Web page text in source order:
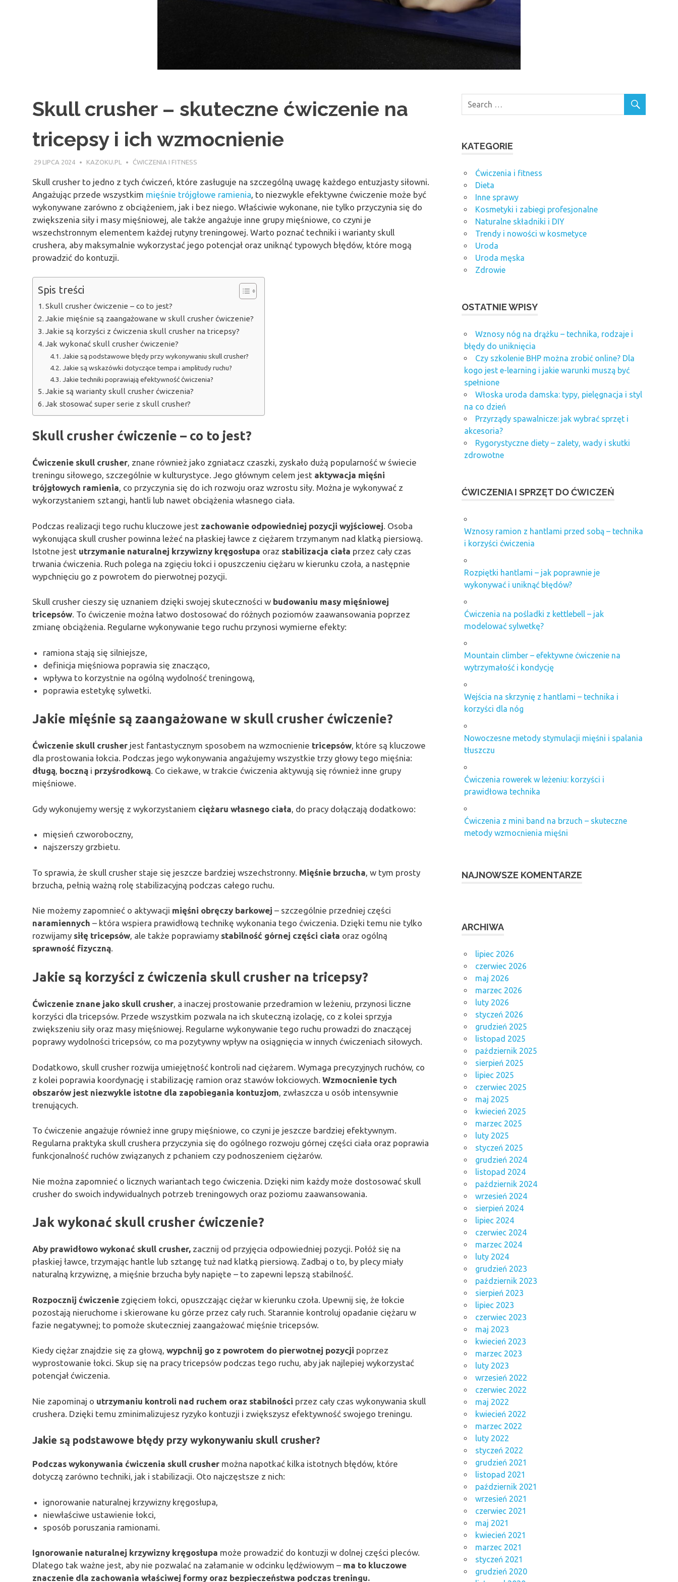
Skull crusher – skuteczne ćwiczenie na
tricepsy i ich wzmocnienie
29 LIPCA 2024 KAZOKU.PL ĆWICZENIA I FITNESS
Skull crusher to jedno z tych ćwiczeń, które zasługuje na szczególną uwagę każdego entuzjasty siłowni.
Angażując przede wszystkim mięśnie trójgłowe ramienia, to niezwykle efektywne ćwiczenie może być
wykonywane zarówno z obciążeniem, jak i bez niego. Właściwie wykonane, nie tylko przyczynia się do
zwiększenia siły i masy mięśniowej, ale także angażuje inne grupy mięśniowe, co czyni je
wszechstronnym elementem każdej rutyny treningowej. Warto poznać techniki i warianty skull
crushera, aby maksymalnie wykorzystać jego potencjał oraz uniknąć typowych błędów, które mogą
prowadzić do kontuzji.
Spis treści
Skull crusher ćwiczenie – co to jest?
Jakie mięśnie są zaangażowane w skull crusher ćwiczenie?
Jakie są korzyści z ćwiczenia skull crusher na tricepsy?
Jak wykonać skull crusher ćwiczenie?
Jakie są podstawowe błędy przy wykonywaniu skull crusher?
Jakie są wskazówki dotyczące tempa i amplitudy ruchu?
Jakie techniki poprawiają efektywność ćwiczenia?
Jakie są warianty skull crusher ćwiczenia?
Jak stosować super serie z skull crusher?
Skull crusher ćwiczenie – co to jest?
Ćwiczenie skull crusher, znane również jako zgniatacz czaszki, zyskało dużą popularność w świecie
treningu siłowego, szczególnie w kulturystyce. Jego głównym celem jest aktywacja mięśni
trójgłowych ramienia, co przyczynia się do ich rozwoju oraz wzrostu siły. Można je wykonywać z
wykorzystaniem sztangi, hantli lub nawet obciążenia własnego ciała.
Podczas realizacji tego ruchu kluczowe jest zachowanie odpowiedniej pozycji wyjściowej . Osoba
wykonująca skull crusher powinna leżeć na płaskiej ławce z ciężarem trzymanym nad klatką piersiową.
Istotne jest utrzymanie naturalnej krzywizny kręgosłupa oraz stabilizacja ciała przez cały czas
trwania ćwiczenia. Ruch polega na zgięciu łokci i opuszczeniu ciężaru w kierunku czoła, a następnie
wypchnięciu go z powrotem do pierwotnej pozycji.
Skull crusher cieszy się uznaniem dzięki swojej skuteczności w budowaniu masy mięśniowej
tricepsów. To ćwiczenie można łatwo dostosować do różnych poziomów zaawansowania poprzez
zmianę obciążenia. Regularne wykonywanie tego ruchu przynosi wymierne efekty:
ramiona stają się silniejsze,
definicja mięśniowa poprawia się znacząco,
wpływa to korzystnie na ogólną wydolność treningową,
poprawia estetykę sylwetki.
Jakie mięśnie są zaangażowane w skull crusher ćwiczenie?
Ćwiczenie skull crusher jest fantastycznym sposobem na wzmocnienie tricepsów, które są kluczowe
dla prostowania łokcia. Podczas jego wykonywania angażujemy wszystkie trzy głowy tego mięśnia:
długą, boczną i przyśrodkową. Co ciekawe, w trakcie ćwiczenia aktywują się również inne grupy
mięśniowe.
Gdy wykonujemy wersję z wykorzystaniem ciężaru własnego ciała, do pracy dołączają dodatkowo:
mięsień czworoboczny,
najszerszy grzbietu.
To sprawia, że skull crusher staje się jeszcze bardziej wszechstronny. Mięśnie brzucha, w tym prosty
brzucha, pełnią ważną rolę stabilizacyjną podczas całego ruchu.
Nie możemy zapomnieć o aktywacji mięśni obręczy barkowej – szczególnie przedniej części
naramiennych – która wspiera prawidłową technikę wykonania tego ćwiczenia. Dzięki temu nie tylko
rozwijamy siłę tricepsów, ale także poprawiamy stabilność górnej części ciała oraz ogólną
sprawność fizyczną.
Jakie są korzyści z ćwiczenia skull crusher na tricepsy?
Ćwiczenie znane jako skull crusher, a inaczej prostowanie przedramion w leżeniu, przynosi liczne
korzyści dla tricepsów. Przede wszystkim pozwala na ich skuteczną izolację, co z kolei sprzyja
zwiększeniu siły oraz masy mięśniowej. Regularne wykonywanie tego ruchu prowadzi do znaczącej
poprawy wydolności tricepsów, co ma pozytywny wpływ na osiągnięcia w innych ćwiczeniach siłowych.
Dodatkowo, skull crusher rozwija umiejętność kontroli nad ciężarem. Wymaga precyzyjnych ruchów, co
z kolei poprawia koordynację i stabilizację ramion oraz stawów łokciowych. Wzmocnienie tych
obszarów jest niezwykle istotne dla zapobiegania kontuzjom , zwłaszcza u osób intensywnie
trenujących.
To ćwiczenie angażuje również inne grupy mięśniowe, co czyni je jeszcze bardziej efektywnym.
Regularna praktyka skull crushera przyczynia się do ogólnego rozwoju górnej części ciała oraz poprawia
funkcjonalność ruchów związanych z pchaniem czy podnoszeniem ciężarów.
Nie można zapomnieć o licznych wariantach tego ćwiczenia. Dzięki nim każdy może dostosować skull
crusher do swoich indywidualnych potrzeb treningowych oraz poziomu zaawansowania.
Jak wykonać skull crusher ćwiczenie?
Aby prawidłowo wykonać skull crusher, zacznij od przyjęcia odpowiedniej pozycji. Połóż się na
płaskiej ławce, trzymając hantle lub sztangę tuż nad klatką piersiową. Zadbaj o to, by plecy miały
naturalną krzywiznę, a mięśnie brzucha były napięte – to zapewni lepszą stabilność.
Rozpocznij ćwiczenie zgięciem łokci, opuszczając ciężar w kierunku czoła. Upewnij się, że łokcie
pozostają nieruchome i skierowane ku górze przez cały ruch. Starannie kontroluj opadanie ciężaru w
fazie negatywnej; to pomoże skuteczniej zaangażować mięśnie tricepsów.
Kiedy ciężar znajdzie się za głową, wypchnij go z powrotem do pierwotnej pozycji poprzez
wyprostowanie łokci. Skup się na pracy tricepsów podczas tego ruchu, aby jak najlepiej wykorzystać
potencjał ćwiczenia.
Nie zapominaj o utrzymaniu kontroli nad ruchem oraz stabilności przez cały czas wykonywania skull
crushera. Dzięki temu zminimalizujesz ryzyko kontuzji i zwiększysz efektywność swojego treningu.
Jakie są podstawowe błędy przy wykonywaniu skull crusher?
Podczas wykonywania ćwiczenia skull crusher można napotkać kilka istotnych błędów, które
dotyczą zarówno techniki, jak i stabilizacji. Oto najczęstsze z nich:
ignorowanie naturalnej krzywizny kręgosłupa,
niewłaściwe ustawienie łokci,
sposób poruszania ramionami.
Ignorowanie naturalnej krzywizny kręgosłupa może prowadzić do kontuzji w dolnej części pleców.
Dlatego tak ważne jest, aby nie pozwalać na załamanie w odcinku lędźwiowym – ma to kluczowe
znaczenie dla zachowania właściwej formy oraz bezpieczeństwa podczas treningu.
KATEGORIE
Ćwiczenia i fitness
Dieta
Inne sprawy
Kosmetyki i zabiegi profesjonalne
Naturalne składniki i DIY
Trendy i nowości w kosmetyce
Uroda
Uroda męska
Zdrowie
OSTATNIE WPISY
Wznosy nóg na drążku – technika, rodzaje i
błędy do uniknięcia
Czy szkolenie BHP można zrobić online? Dla
kogo jest e-learning i jakie warunki muszą być
spełnione
Włoska uroda damska: typy, pielęgnacja i styl
na co dzień
Przyrządy spawalnicze: jak wybrać sprzęt i
akcesoria?
Rygorystyczne diety – zalety, wady i skutki
zdrowotne
ĆWICZENIA I SPRZĘT DO ĆWICZEŃ
Wznosy ramion z hantlami przed sobą – technika
i korzyści ćwiczenia
Rozpiętki hantlami – jak poprawnie je
wykonywać i uniknąć błędów?
Ćwiczenia na pośladki z kettlebell – jak
modelować sylwetkę?
Mountain climber – efektywne ćwiczenie na
wytrzymałość i kondycję
Wejścia na skrzynię z hantlami – technika i
korzyści dla nóg
Nowoczesne metody stymulacji mięśni i spalania
tłuszczu
Ćwiczenia rowerek w leżeniu: korzyści i
prawidłowa technika
Ćwiczenia z mini band na brzuch – skuteczne
metody wzmocnienia mięśni
NAJNOWSZE KOMENTARZE
ARCHIWA
lipiec 2026
czerwiec 2026
maj 2026
marzec 2026
luty 2026
styczeń 2026
grudzień 2025
listopad 2025
październik 2025
sierpień 2025
lipiec 2025
czerwiec 2025
maj 2025
kwiecień 2025
marzec 2025
luty 2025
styczeń 2025
grudzień 2024
listopad 2024
październik 2024
wrzesień 2024
sierpień 2024
lipiec 2024
czerwiec 2024
marzec 2024
luty 2024
grudzień 2023
październik 2023
sierpień 2023
lipiec 2023
czerwiec 2023
maj 2023
kwiecień 2023
marzec 2023
luty 2023
wrzesień 2022
czerwiec 2022
maj 2022
kwiecień 2022
marzec 2022
luty 2022
styczeń 2022
grudzień 2021
listopad 2021
październik 2021
wrzesień 2021
czerwiec 2021
maj 2021
kwiecień 2021
marzec 2021
styczeń 2021
grudzień 2020